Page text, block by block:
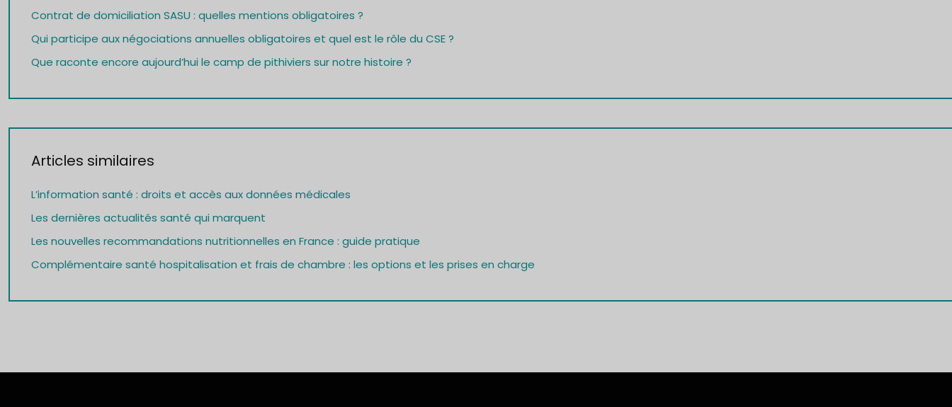
Contrat de domiciliation SASU : quelles mentions obligatoires ?
Qui participe aux négociations annuelles obligatoires et quel est le rôle du CSE ?
Que raconte encore aujourd’hui le camp de pithiviers sur notre histoire ?
Articles similaires
L’information santé : droits et accès aux données médicales
Les dernières actualités santé qui marquent
Les nouvelles recommandations nutritionnelles en France : guide pratique
Complémentaire santé hospitalisation et frais de chambre : les options et les prises en charge